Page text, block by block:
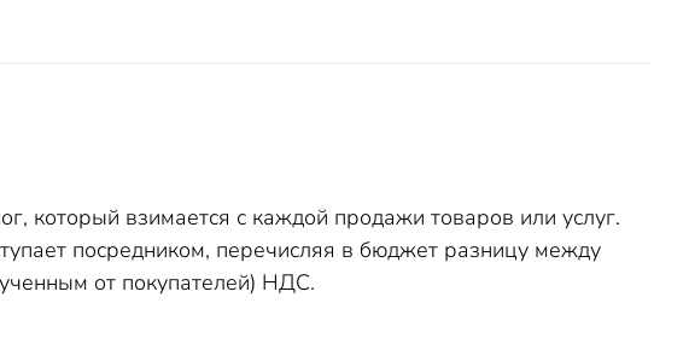
который взимается с каждой продажи товаров или услуг.
посредником, перечисляя в бюджет разницу между
от покупателей) НДС.